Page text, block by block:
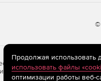
✔
-
©
store.softline.ru
сведений, относящихся
Продолжая использовать
использовать файлы
оптимизации работы веб-